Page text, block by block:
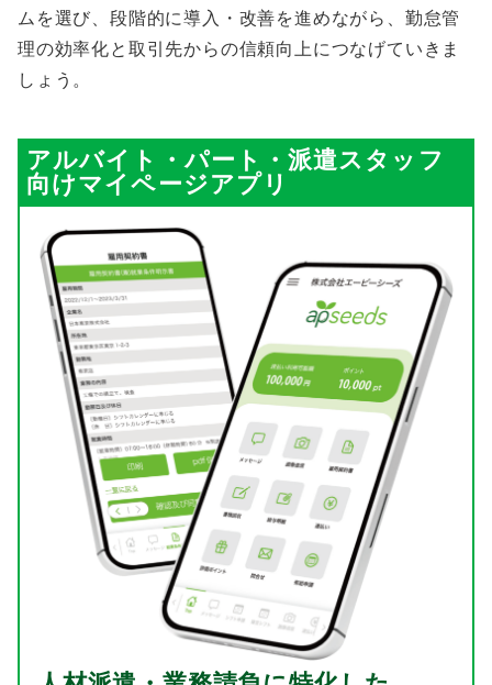
ムを選び、段階的に導入・改善を進めながら、勤怠管
理の効率化と取引先からの信頼向上につなげていきま
しょう。
アルバイト・パート・派遣スタッフ
向けマイページアプリ